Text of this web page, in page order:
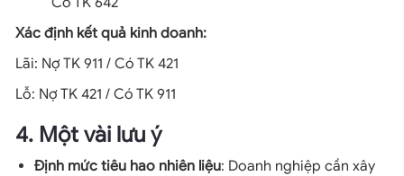
Xác định kết quả kinh doanh:
Lãi: Nợ TK 911 / Có TK 421
Lỗ: Nợ TK 421 / Có TK 911
4. Một vài lưu ý
Định mức tiêu hao nhiên liệu: Doanh nghiệp cần xây